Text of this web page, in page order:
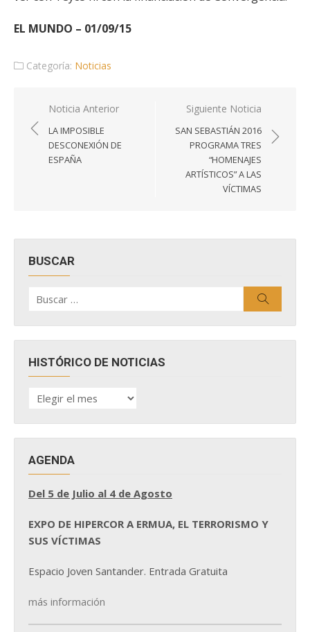
EL MUNDO – 01/09/15
Categoría: Noticias
Navegación
de
entradas
Noticia Anterior
LA IMPOSIBLE
DESCONEXIÓN DE
ESPAÑA
Siguiente Noticia
SAN SEBASTIÁN 2016
PROGRAMA TRES
“HOMENAJES
ARTÍSTICOS” A LAS
VÍCTIMAS
BUSCAR
por:
HISTÓRICO DE NOTICIAS
HISTÓRICO
DE
AGENDA
Del 5 de Julio al 4 de Agosto
EXPO DE HIPERCOR A ERMUA, EL TERRORISMO Y
SUS VÍCTIMAS
Espacio Joven Santander. Entrada Gratuita
más información